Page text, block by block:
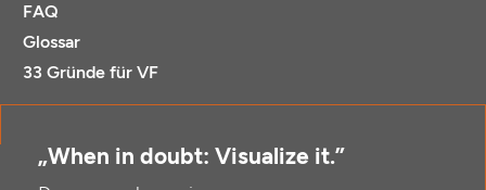
FAQ
Glossar
33 Gründe für VF
„When in doubt: Visualize it.”